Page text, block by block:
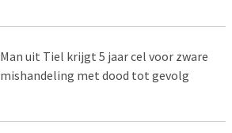
Man uit Tiel krijgt 5 jaar cel voor zware
mishandeling met dood tot gevolg